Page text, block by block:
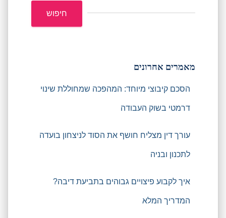
חיפוש
מאמרים אחרונים
הסכם קיבוצי מיוחד: המהפכה שמחוללת שינוי
דרמטי בשוק העבודה
עורך דין מצליח חושף את הסוד לניצחון בועדה
לתכנון ובניה
איך לקבוע פיצויים גבוהים בתביעת דיבה?
המדריך המלא